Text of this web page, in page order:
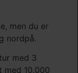
men du er
nordpå.
med 3
med 10.000